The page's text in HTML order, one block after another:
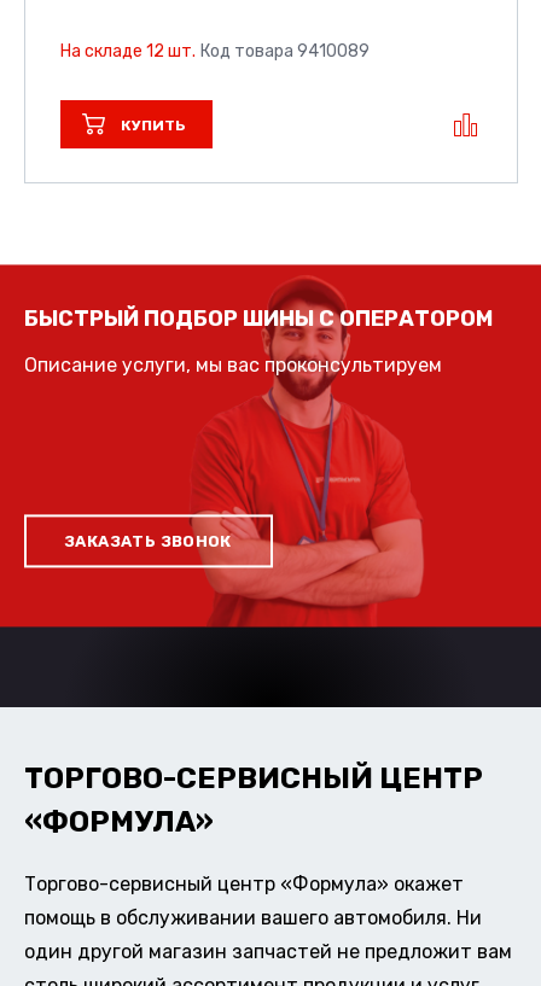
На складе 12 шт. Код товара 9410089
КУПИТЬ
БЫСТРЫЙ ПОДБОР ШИНЫ С ОПЕРАТОРОМ
Описание услуги, мы вас проконсультируем
ЗАКАЗАТЬ ЗВОНОК
ТОРГОВО-СЕРВИСНЫЙ ЦЕНТР
«ФОРМУЛА»
Торгово-сервисный центр «Формула» окажет
помощь в обслуживании вашего автомобиля. Ни
один другой магазин запчастей не предложит вам